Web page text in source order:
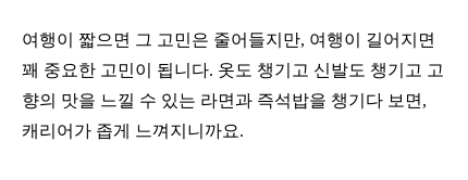
여행이 짧으면 그 고민은 줄어들지만, 여행이 길어지면
꽤 중요한 고민이 됩니다. 옷도 챙기고 신발도 챙기고 고
향의 맛을 느낄 수 있는 라면과 즉석밥을 챙기다 보면,
캐리어가 좁게 느껴지니까요.